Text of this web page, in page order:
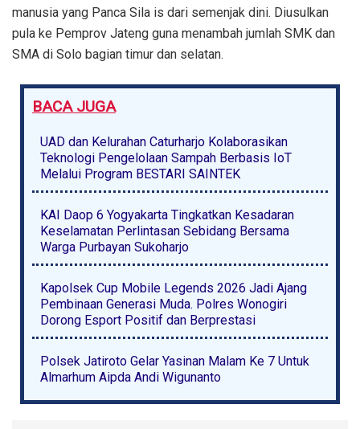
manusia yang Panca Sila is dari semenjak dini. Diusulkan
pula ke Pemprov Jateng guna menambah jumlah SMK dan
SMA di Solo bagian timur dan selatan.
BACA JUGA
UAD dan Kelurahan Caturharjo Kolaborasikan
Teknologi Pengelolaan Sampah Berbasis IoT
Melalui Program BESTARI SAINTEK
KAI Daop 6 Yogyakarta Tingkatkan Kesadaran
Keselamatan Perlintasan Sebidang Bersama
Warga Purbayan Sukoharjo
Kapolsek Cup Mobile Legends 2026 Jadi Ajang
Pembinaan Generasi Muda. Polres Wonogiri
Dorong Esport Positif dan Berprestasi
Polsek Jatiroto Gelar Yasinan Malam Ke 7 Untuk
Almarhum Aipda Andi Wigunanto